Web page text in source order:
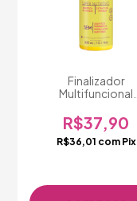
Finalizador
Multifuncional
R$37,90
R$36,01 com Pix